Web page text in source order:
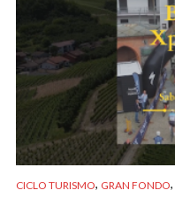
CICLO TURISMO, GRAN FONDO,